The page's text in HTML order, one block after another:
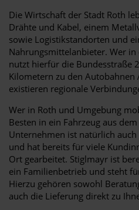
Die Wirtschaft der Stadt Roth
Drähte und Kabel, einem
sowie Logistikstandorten und
Nahrungsmittelanbieter. Wer in
nutzt hierfür die Bundesstraße
Kilometern zu den Autobahnen
existieren regionale
Wer in Roth und Umgebung
Besten in ein Fahrzeug aus
Unternehmen ist natürlich
und hat bereits für viele
Ort gearbeitet. Stiglmayr ist
ein Familienbetrieb und steht
Hierzu gehören sowohl
auch die Lieferung direkt zu